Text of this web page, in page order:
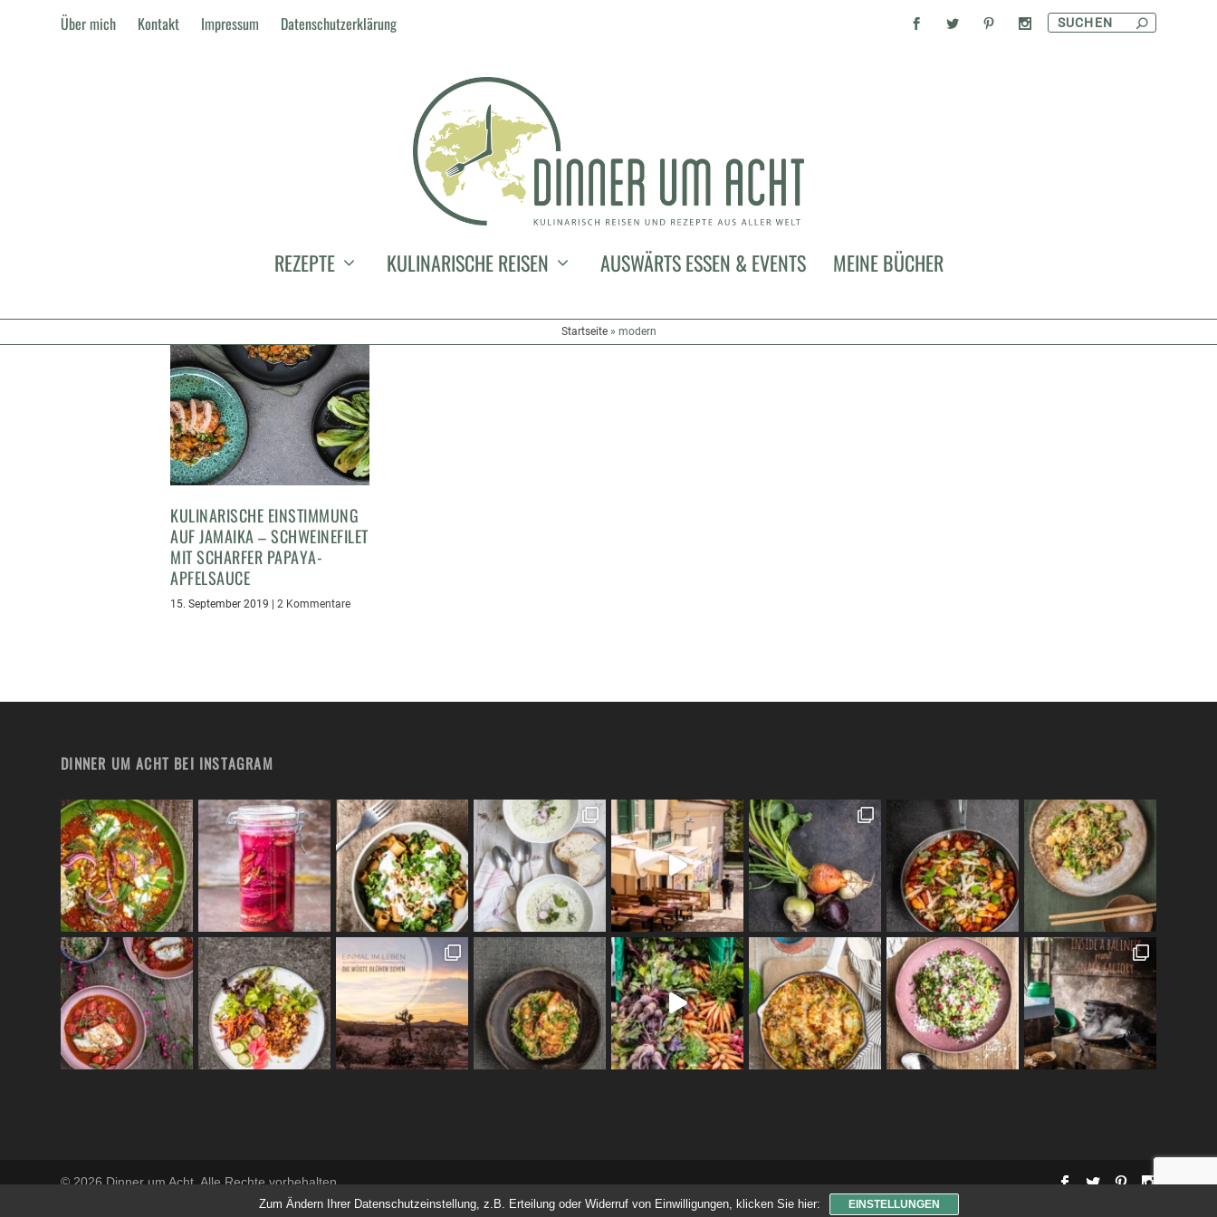
Über mich Kontakt Impressum Datenschutzerklärung
REZEPTE KULINARISCHE REISEN AUSWÄRTS ESSEN & EVENTS MEINE BÜCHER
Startseite» modern
KULINARISCHE EINSTIMMUNG
AUF JAMAIKA – SCHWEINEFILET
MIT SCHARFER PAPAYA-
APFELSAUCE
15. September 2019 |2 Kommentare
DINNER UM ACHT BEI INSTAGRAM
© 2026 Dinner um Acht. Alle Rechte vorbehalten
Zum Ändern Ihrer Datenschutzeinstellung, z.B. Erteilung oder Widerruf von Einwilligungen, klicken Sie hier: EINSTELLUNGEN